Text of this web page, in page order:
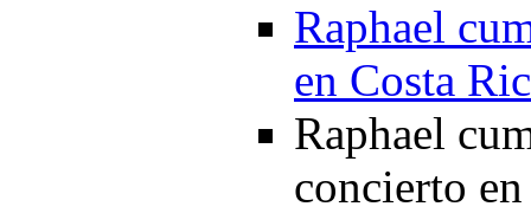
Raphael
en Costa
Raphael
concierto